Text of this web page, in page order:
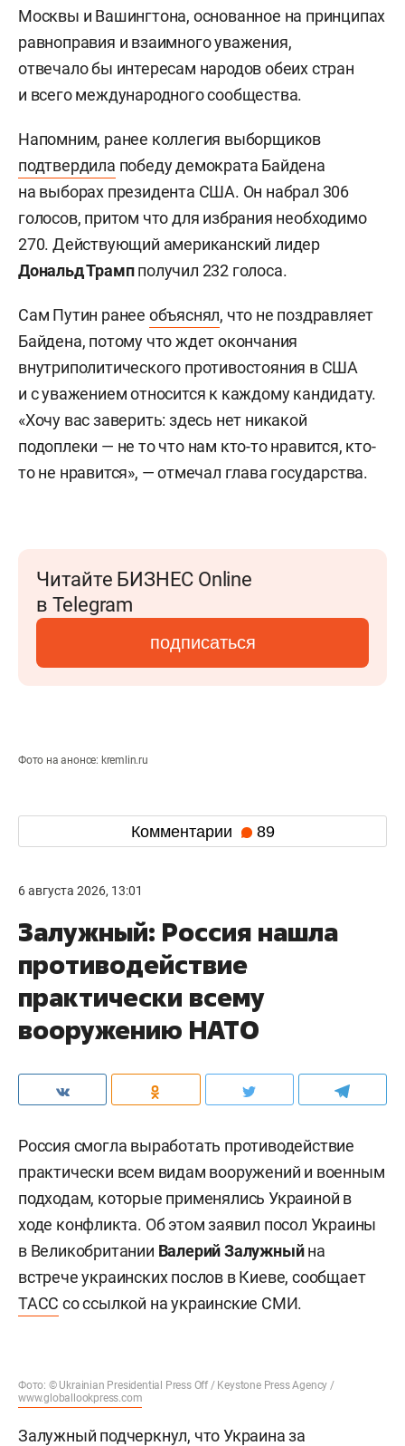
Москвы и Вашингтона, основанное на принципах
равноправия и взаимного уважения,
отвечало бы интересам народов обеих стран
и всего международного сообщества.
Напомним, ранее коллегия выборщиков
подтвердила победу демократа Байдена
на выборах президента США. Он набрал 306
голосов, притом что для избрания необходимо
270. Действующий американский лидер
Дональд Трампполучил 232 голоса.
Сам Путин ранее объяснял, что не поздравляет
Байдена, потому что ждет окончания
внутриполитического противостояния в США
и с уважением относится к каждому кандидату.
«Хочу вас заверить: здесь нет никакой
подоплеки — не то что нам кто-то нравится, кто-
то не нравится», — отмечал глава государства.
Читайте БИЗНЕС Online
в Telegram
подписаться
Фото на анонсе: kremlin.ru
Комментарии 89
6 августа 2026, 13:01
Залужный: Россия нашла
противодействие
практически всему
вооружению НАТО
Россия смогла выработать противодействие
практически всем видам вооружений и военным
подходам, которые применялись Украиной в
ходе конфликта. Об этом заявил посол Украины
в Великобритании Валерий Залужныйна
встрече украинских послов в Киеве, сообщает
ТАСС со ссылкой на украинские СМИ.
Фото: © Ukrainian Presidential Press Off / Keystone Press Agency /
www.globallookpress.com
Залужный подчеркнул, что Украина за